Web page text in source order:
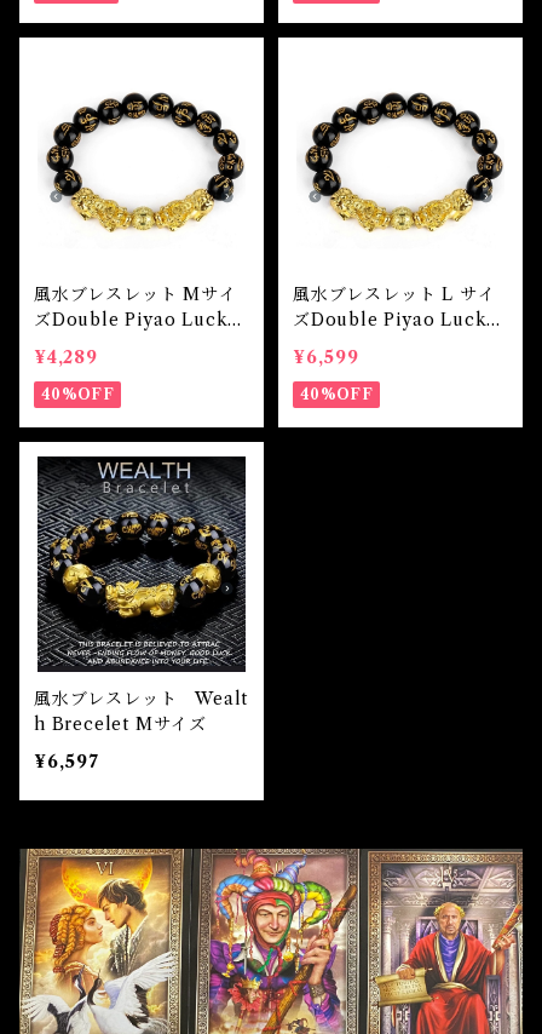
風水ブレスレット Mサイ
ズDouble Piyao Lucky
Wealth Bracelet
¥4,289
40%OFF
風水ブレスレット L サイ
ズDouble Piyao Lucky
Wealth Bracelet
¥6,599
40%OFF
風水ブレスレット Wealt
h Brecelet Mサイズ
¥6,597